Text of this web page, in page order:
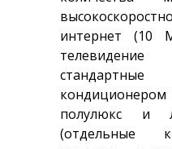
интернет (10
полулюкс и
(отдельные